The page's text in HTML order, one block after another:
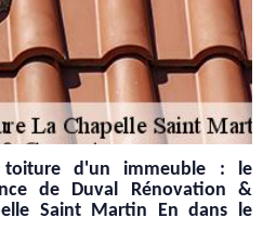
d'un immeuble : le
de Duval Rénovation &
Saint Martin En dans le